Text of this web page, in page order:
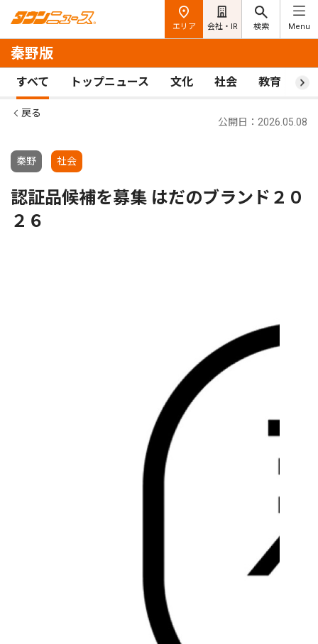
エリア 会社・IR 検索 Menu
秦野版
すべて トップニュース 文化 社会 教育 ス
戻る
秦野 社会
公開日：2026.05.08
認証品候補を募集 はだのブランド２０
２６